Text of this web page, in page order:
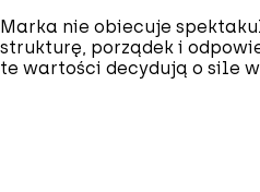
Marka nie obiecuje
strukturę, porządek i
te wartości decydują o sile